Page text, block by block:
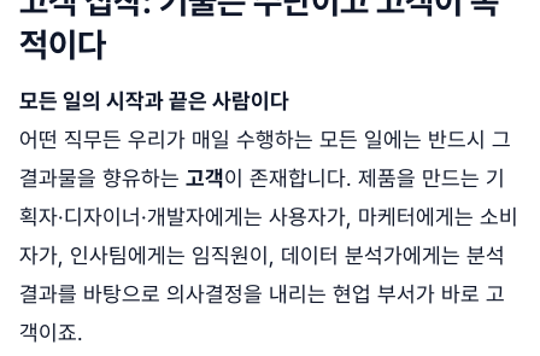
적이다
모든 일의 시작과 끝은 사람이다
어떤 직무든 우리가 매일 수행하는 모든 일에는 반드시 그
결과물을 향유하는 고객이 존재합니다. 제품을 만드는 기
획자·디자이너·개발자에게는 사용자가, 마케터에게는 소비
자가, 인사팀에게는 임직원이, 데이터 분석가에게는 분석
결과를 바탕으로 의사결정을 내리는 현업 부서가 바로 고
객이죠.